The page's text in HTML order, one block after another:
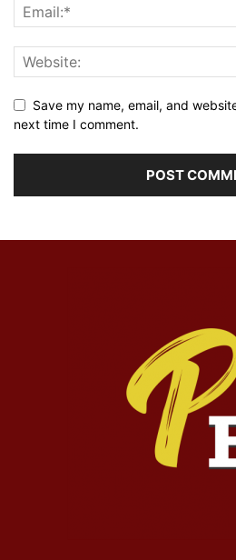
Save my name, email, and
next time I comment.